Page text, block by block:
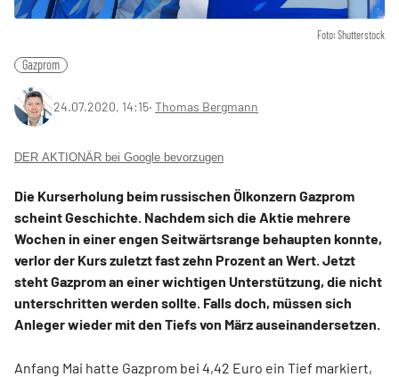
Foto: Shutterstock
Gazprom
24.07.2020, 14:15‧ Thomas Bergmann
DER AKTIONÄR bei Google bevorzugen
Die Kurserholung beim russischen Ölkonzern Gazprom
scheint Geschichte. Nachdem sich die Aktie mehrere
Wochen in einer engen Seitwärtsrange behaupten konnte,
verlor der Kurs zuletzt fast zehn Prozent an Wert. Jetzt
steht Gazprom an einer wichtigen Unterstützung, die nicht
unterschritten werden sollte. Falls doch, müssen sich
Anleger wieder mit den Tiefs von März auseinandersetzen.
Anfang Mai hatte Gazprom bei 4,42 Euro ein Tief markiert,